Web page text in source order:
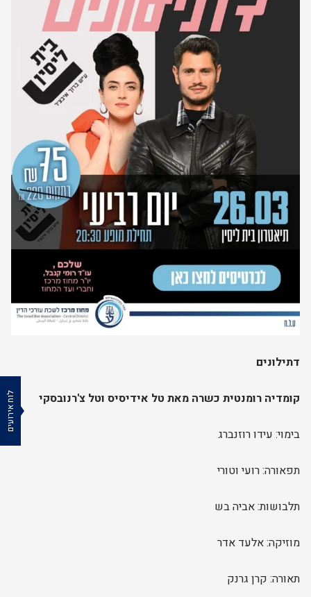
דתילונים
קומדיה רומנטית כשרה מאת טל אידיסיס וטל צ'רנובסקי
בימוי: עידו רוזנברג
תפאורה: רועי וטורי
תלבושות: אביה בש
מוזיקה: אלעד אדר
תאורה: קרן גרנק
לוח אירועים